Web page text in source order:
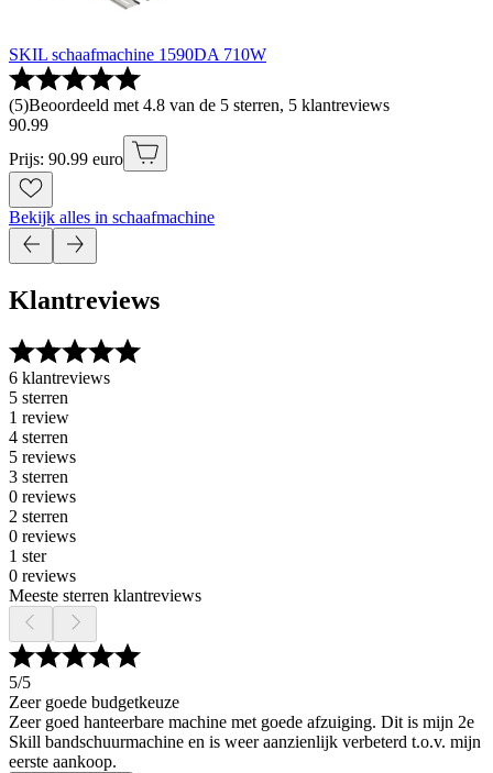
SKIL schaafmachine 1590DA 710W
(5)Beoordeeld met 4.8 van de 5 sterren, 5 klantreviews
90.99
Prijs: 90.99 euro
Bekijk alles in schaafmachine
Klantreviews
6 klantreviews
5 sterren
1 review
4 sterren
5 reviews
3 sterren
0 reviews
2 sterren
0 reviews
1 ster
0 reviews
Meeste sterren klantreviews
5/5
Zeer goede budgetkeuze
Zeer goed hanteerbare machine met goede afzuiging. Dit is mijn 2e
Skill bandschuurmachine en is weer aanzienlijk verbeterd t.o.v. mijn
eerste aankoop.